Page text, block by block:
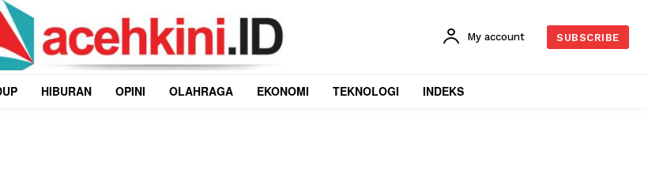
My account SUBSCRIBE
HIBURAN OPINI OLAHRAGA EKONOMI TEKNOLOGI INDEKS